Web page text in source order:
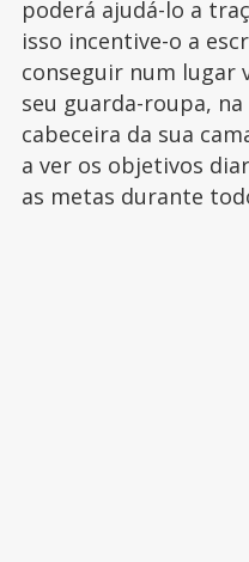
poderá ajudá-lo a
isso incentive-o a
conseguir num lugar
seu guarda-roupa,
cabeceira da sua
a ver os objetivos
as metas durante